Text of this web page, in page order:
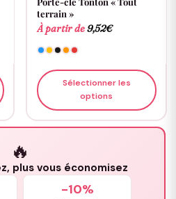
terrain »
À partir de9,52€
Sélectionner les
options
🔥
plus vous économisez
-10%